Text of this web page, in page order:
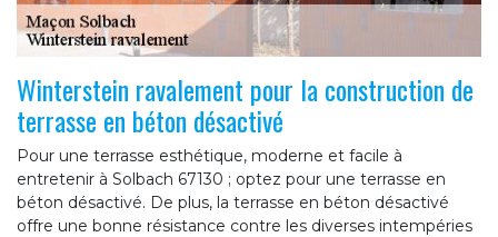
Winterstein ravalement pour la construction de
terrasse en béton désactivé
Pour une terrasse esthétique, moderne et facile à
entretenir à Solbach 67130 ; optez pour une terrasse en
béton désactivé. De plus, la terrasse en béton désactivé
offre une bonne résistance contre les diverses intempéries